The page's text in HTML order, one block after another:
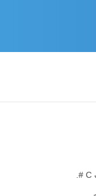
) API ، مكتبة باركود غنية بالميزات وقوية وسهلة الاستخدام لمنصات C #.